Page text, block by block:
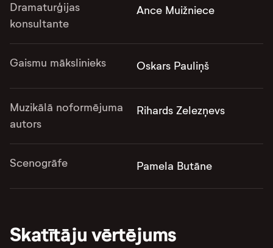
Dramaturģijas
konsultante
Ance Muižniece
Gaismu mākslinieks Oskars Pauliņš
Muzikālā noformējuma
autors
Rihards Zelezņevs
Scenogrāfe Pamela Butāne
Skatītāju vērtējums